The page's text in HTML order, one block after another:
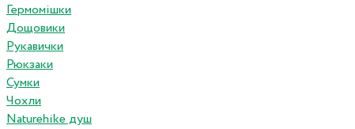
Гермомішки
Дощовики
Рукавички
Рюкзаки
Сумки
Чохли
Naturehike душ